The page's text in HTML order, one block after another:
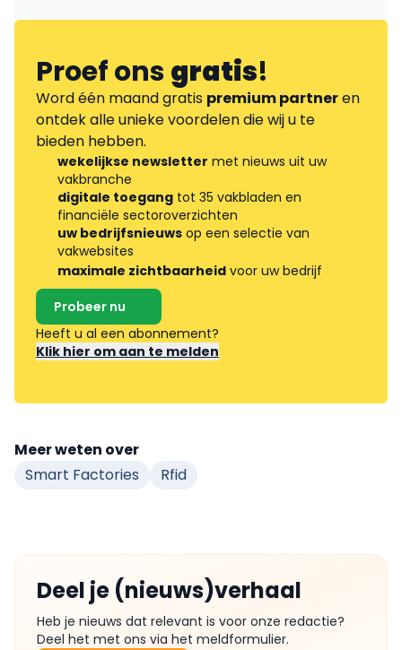
Proef onsgratis!
Word één maand gratis premium partneren
ontdek alle unieke voordelen die wij u te
bieden hebben.
wekelijkse newsletter met nieuws uit uw
vakbranche
digitale toegang tot 35 vakbladen en
financiële sectoroverzichten
uw bedrijfsnieuws op een selectie van
vakwebsites
maximale zichtbaarheid voor uw bedrijf
Probeer nu
Heeft u al een abonnement?
Klik hier om aan te melden
Meer weten over
Smart Factories
Rfid
Deel je (nieuws)verhaal
Heb je nieuws dat relevant is voor onze redactie?
Deel het met ons via het meldformulier.